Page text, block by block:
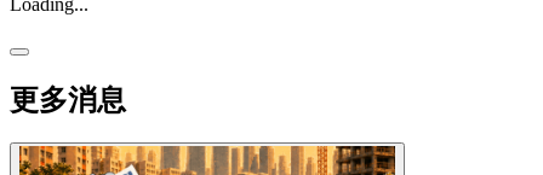
更多消息